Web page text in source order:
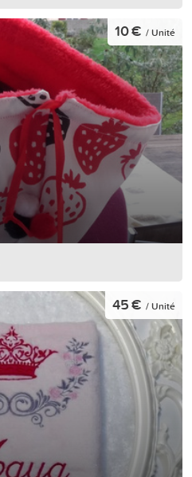
10 € / Unité
45 € / Unité